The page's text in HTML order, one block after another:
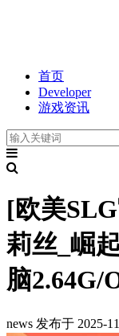
首页
Developer
游戏资讯
[欧美
莉丝_崛
脑2.64G/
news 发布于 2025-